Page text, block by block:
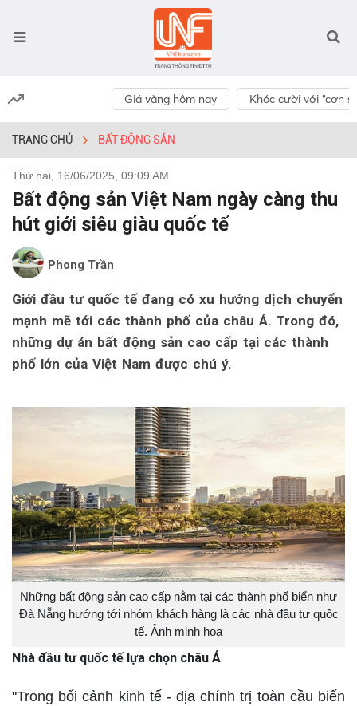
Giá vàng hôm nay Khóc cười với “cơn
TRANG CHỦ BẤT ĐỘNG SẢN
Thứ hai, 16/06/2025, 09:09 AM
Bất động sản Việt Nam ngày càng thu
hút giới siêu giàu quốc tế
Phong Trần
Giới đầu tư quốc tế đang có xu hướng dịch chuyển
mạnh mẽ tới các thành phố của châu Á. Trong đó,
những dự án bất động sản cao cấp tại các thành
phố lớn của Việt Nam được chú ý.
Những bất động sản cao cấp nằm tại các thành phố biển như
Đà Nẵng hướng tới nhóm khách hàng là các nhà đầu tư quốc
tế. Ảnh minh họa
Nhà đầu tư quốc tế lựa chọn châu Á
"Trong bối cảnh kinh tế - địa chính trị toàn cầu biến